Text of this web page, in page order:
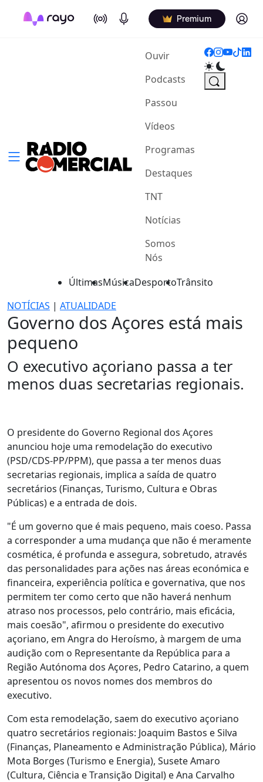
On Air Podcasts Premium Log in
Ouvir(current)
Podcasts
Passou
Vídeos
Programas
Destaques
TNT
Notícias
Somos
Nós
ÚltimasMúsicaDesportoTrânsito
NOTÍCIAS | ATUALIDADE
Governo dos Açores está mais
pequeno
O executivo açoriano passa a ter
menos duas secretarias regionais.
O presidente do Governo Regional dos Açores
anunciou hoje uma remodelação do executivo
(PSD/CDS-PP/PPM), que passa a ter menos duas
secretarias regionais, implica a saída de quatro
secretários (Finanças, Turismo, Cultura e Obras
Públicas) e a entrada de dois.
"É um governo que é mais pequeno, mais coeso. Passa
a corresponder a uma mudança que não é meramente
cosmética, é profunda e assegura, sobretudo, através
das personalidades para ações nas áreas económica e
financeira, experiência política e governativa, que nos
permitem ter como certo que não haverá nenhum
atraso nos processos, pelo contrário, mais eficácia,
mais coesão", afirmou o presidente do executivo
açoriano, em Angra do Heroísmo, à margem de uma
audição com o Representante da República para a
Região Autónoma dos Açores, Pedro Catarino, a quem
apresentou os novos nomes dos membros do
executivo.
Com esta remodelação, saem do executivo açoriano
quatro secretários regionais: Joaquim Bastos e Silva
(Finanças, Planeamento e Administração Pública), Mário
Mota Borges (Turismo e Energia), Susete Amaro
(Cultura, Ciência e Transição Digital) e Ana Carvalho